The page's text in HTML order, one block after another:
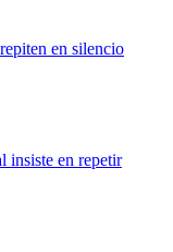
en silencio
insiste en repetir